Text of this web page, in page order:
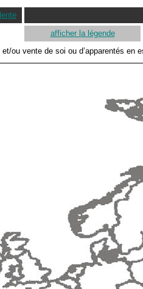
afficher la légende
ou vente de soi ou d’apparentés en